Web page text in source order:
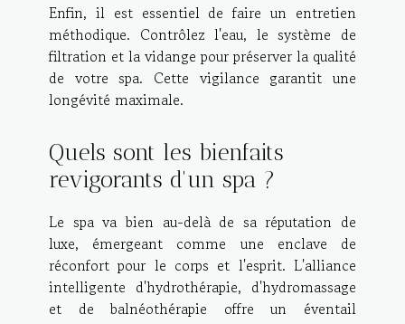
Enfin, il est essentiel de faire un entretien
méthodique. Contrôlez l'eau, le système de
filtration et la vidange pour préserver la qualité
de votre spa. Cette vigilance garantit une
longévité maximale.
Quels sont les bienfaits
revigorants d'un spa ?
Le spa va bien au-delà de sa réputation de
luxe, émergeant comme une enclave de
réconfort pour le corps et l'esprit. L'alliance
intelligente d'hydrothérapie, d'hydromassage
et de balnéothérapie offre un éventail